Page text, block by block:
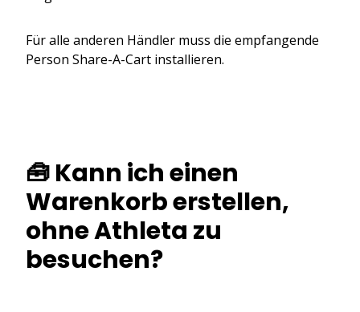
Für alle anderen Händler muss die empfangende
Person Share-A-Cart installieren.
🧰 Kann ich einen
Warenkorb erstellen,
ohne Athleta zu
besuchen?